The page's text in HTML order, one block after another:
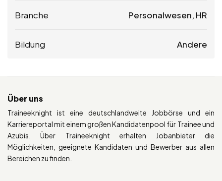
Branche Personalwesen, HR
Bildung Andere
Über uns
Traineeknight ist eine deutschlandweite Jobbörse und ein
Karriereportal mit einem großen Kandidatenpool für Trainee und
Azubis. Über Traineeknight erhalten Jobanbieter die
Möglichkeiten, geeignete Kandidaten und Bewerber aus allen
Bereichen zu finden.